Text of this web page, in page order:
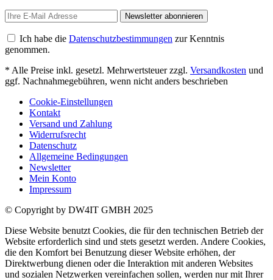
Newsletter abonnieren
Ich habe die Datenschutzbestimmungen zur Kenntnis
genommen.
* Alle Preise inkl. gesetzl. Mehrwertsteuer zzgl. Versandkosten und
ggf. Nachnahmegebühren, wenn nicht anders beschrieben
Cookie-Einstellungen
Kontakt
Versand und Zahlung
Widerrufsrecht
Datenschutz
Allgemeine Bedingungen
Newsletter
Mein Konto
Impressum
© Copyright by DW4IT GMBH 2025
Diese Website benutzt Cookies, die für den technischen Betrieb der
Website erforderlich sind und stets gesetzt werden. Andere Cookies,
die den Komfort bei Benutzung dieser Website erhöhen, der
Direktwerbung dienen oder die Interaktion mit anderen Websites
und sozialen Netzwerken vereinfachen sollen, werden nur mit Ihrer